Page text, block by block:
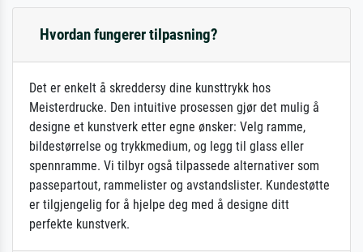
Hvordan fungerer tilpasning?
Det er enkelt å skreddersy dine kunsttrykk hos
Meisterdrucke. Den intuitive prosessen gjør det mulig å
designe et kunstverk etter egne ønsker: Velg ramme,
bildestørrelse og trykkmedium, og legg til glass eller
spennramme. Vi tilbyr også tilpassede alternativer som
passepartout, rammelister og avstandslister. Kundestøtte
er tilgjengelig for å hjelpe deg med å designe ditt
perfekte kunstverk.